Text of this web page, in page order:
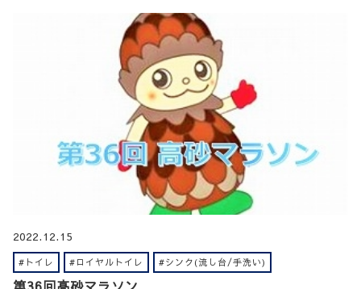
2022.12.15
#トイレ #ロイヤルトイレ #シンク(流し台/手洗い)